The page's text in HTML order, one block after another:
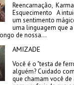
Reencarnação,
Esquecimento A
um sentimento
uma linguagem que
de nossa...
AMIZADE
Você é o "testa de
alguém? Cuidado
que chamam você de